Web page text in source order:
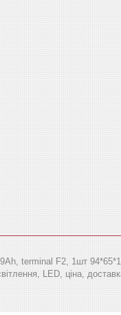
terminal F2, 1шт
LED, ціна,